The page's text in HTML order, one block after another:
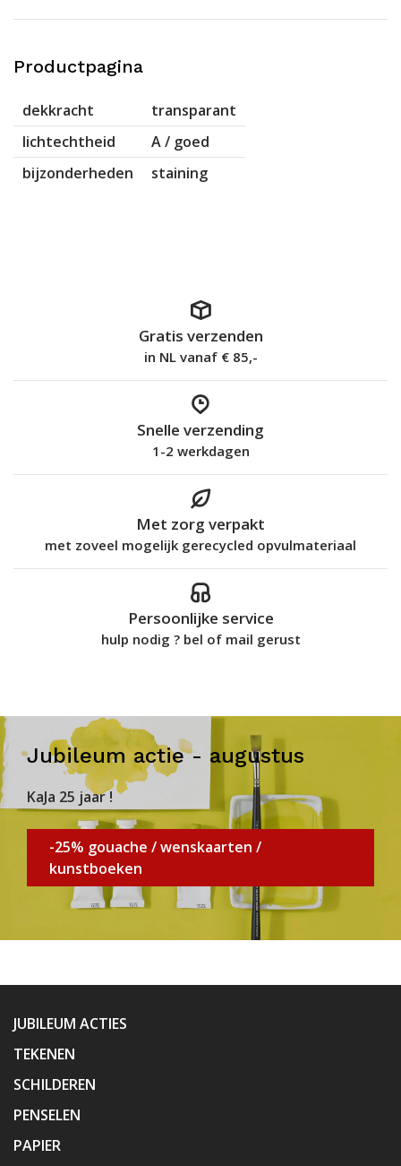
Productpagina
dekkracht
transparant
lichtechtheid
A / goed
bijzonderheden
staining
Gratis verzenden
in NL vanaf € 85,-
Snelle verzending
1-2 werkdagen
Met zorg verpakt
met zoveel mogelijk gerecycled opvulmateriaal
Persoonlijke service
hulp nodig ? bel of mail gerust
Jubileum actie - augustus
KaJa 25 jaar !
-25% gouache / wenskaarten /
kunstboeken
JUBILEUM ACTIES
TEKENEN
SCHILDEREN
PENSELEN
PAPIER